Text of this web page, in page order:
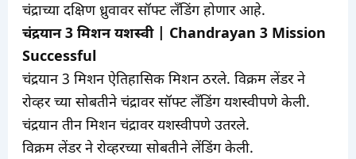
चंद्राच्या दक्षिण ध्रुवावर सॉफ्ट लँडिंग होणार आहे.
चंद्रयान 3 मिशन यशस्वी | Chandrayan 3 Mission
Successful
चंद्रयान 3 मिशन ऐतिहासिक मिशन ठरले. विक्रम लेंडर ने
रोव्हर च्या सोबतीने चंद्रावर सॉफ्ट लँडिंग यशस्वीपणे केली.
चंद्रयान तीन मिशन चंद्रावर यशस्वीपणे उतरले.
विक्रम लेंडर ने रोव्हरच्या सोबतीने लेंडिंग केली.